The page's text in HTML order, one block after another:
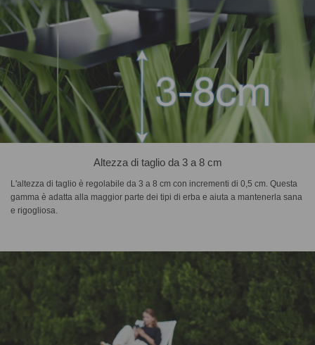
Altezza di taglio da 3 a 8 cm
L'altezza di taglio è regolabile da 3 a 8 cm con incrementi di 0,5 cm. Questa
gamma è adatta alla maggior parte dei tipi di erba e aiuta a mantenerla sana
e rigogliosa.